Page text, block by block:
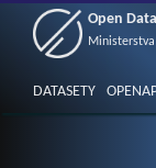
Open
DATASETY